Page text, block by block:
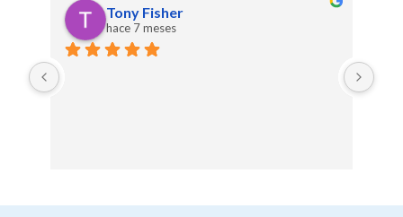
Tony Fisher
hace 7 meses